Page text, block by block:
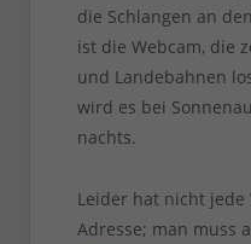
die Schlangen an
ist die Webcam, die
und Landebahnen
wird es bei
nachts.
Leider hat nicht jede
Adresse; man muss